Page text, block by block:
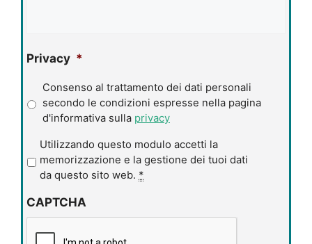
Privacy *
Consenso al trattamento dei dati personali
secondo le condizioni espresse nella pagina
d'informativa sulla privacy
r
a
c
Utilizzando questo modulo accetti la
memorizzazione e la gestione dei tuoi dati
da questo sito web. *
CAPTCHA